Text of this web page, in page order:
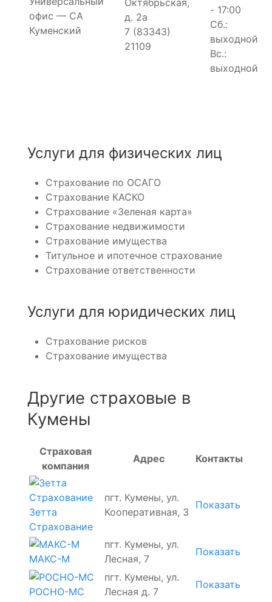
офис — СА
Куменский
д. 2а
7 (83343)
21109
- 17:00
Сб.:
выходной
Вс.:
выходной
Услуги для физических лиц
Страхование по ОСАГО
Страхование КАСКО
Страхование «Зеленая карта»
Страхование недвижимости
Страхование имущества
Титульное и ипотечное страхование
Страхование ответственности
Услуги для юридических лиц
Страхование рисков
Страхование имущества
Другие страховые в
Кумены
Страховая
компания
Адрес Контакты
Зетта
Страхование
пгт. Кумены, ул.
Кооперативная, 3
Показать
МАКС-М
пгт. Кумены, ул.
Лесная, 7
Показать
РОСНО-МС
пгт. Кумены, ул.
Лесная д. 7
Показать